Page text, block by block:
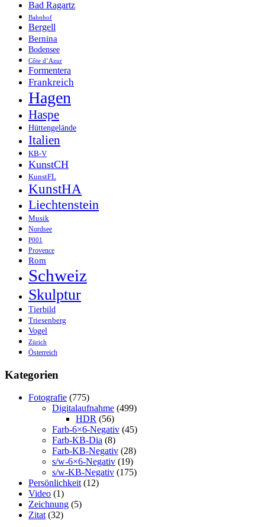
Bad Ragartz
Bahnhof
Bergell
Bernina
Bodensee
Côte d’Azur
Formentera
Frankreich
Hagen
Haspe
Hüttengelände
Italien
KB-V
KunstCH
KunstFL
KunstHA
Liechtenstein
Musik
Nordsee
P001
Provence
Rom
Schweiz
Skulptur
Tierbild
Triesenberg
Vogel
Zürich
Österreich
Kategorien
Fotografie (775)
Digitalaufnahme (499)
HDR (56)
Farb-6×6-Negativ (45)
Farb-KB-Dia (8)
Farb-KB-Negativ (28)
s/w-6×6-Negativ (19)
s/w-KB-Negativ (175)
Persönlichkeit (12)
Video (1)
Zeichnung (5)
Zitat (32)